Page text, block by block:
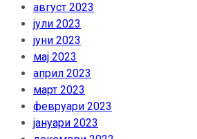
август 2023
јули 2023
јуни 2023
мај 2023
април 2023
март 2023
февруари 2023
јануари 2023